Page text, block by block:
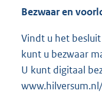
Bezwaar en
Vindt u het
kunt u bezwaar
U kunt digitaal